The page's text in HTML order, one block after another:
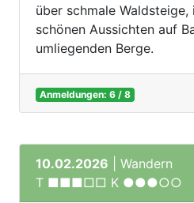
über schmale
schönen Aussichten auf
umliegenden Berge.
Anmeldungen: 6 / 8
10.02.2026 | Wandern
T ■■■□□ K ●●●○○